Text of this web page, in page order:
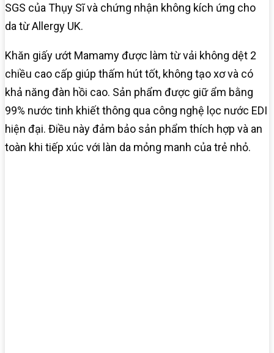
SGS của Thụy Sĩ và chứng nhận không kích ứng cho
da từ Allergy UK.
Khăn giấy ướt Mamamy được làm từ vải không dệt 2
chiều cao cấp giúp thấm hút tốt, không tạo xơ và có
khả năng đàn hồi cao. Sản phẩm được giữ ẩm bằng
99% nước tinh khiết thông qua công nghệ lọc nước EDI
hiện đại. Điều này đảm bảo sản phẩm thích hợp và an
toàn khi tiếp xúc với làn da mỏng manh của trẻ nhỏ.